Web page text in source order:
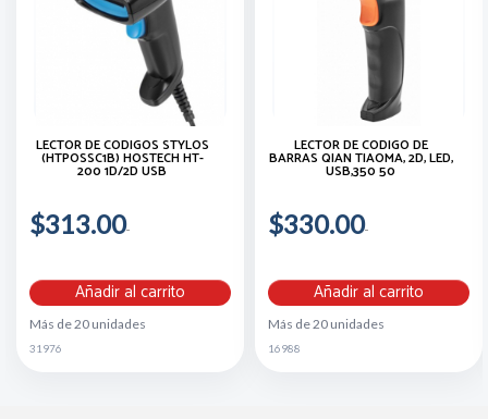
LECTOR DE CODIGOS STYLOS
(HTPOSSC1B) HOSTECH HT-
200 1D/2D USB
$313.00
Añadir al carrito
Más de 20 unidades
31976
LECTOR DE CODIGO DE
BARRAS QIAN TIAOMA, 2D, LED,
USB,350 50
$330.00
Añadir al carrito
Más de 20 unidades
16988